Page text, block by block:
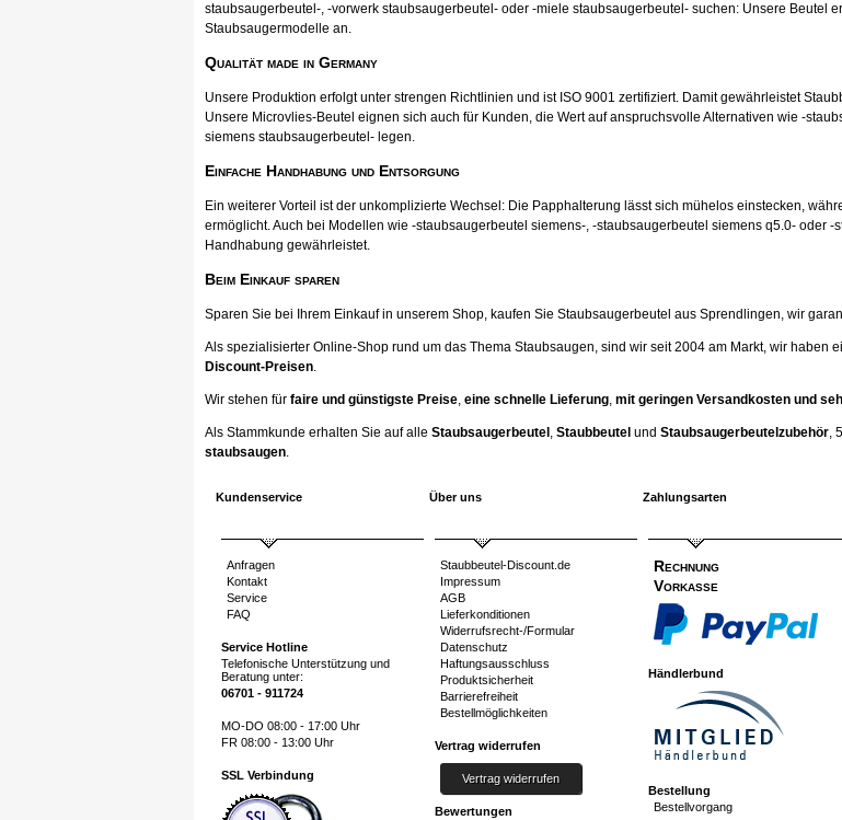
staubsaugerbeutel-, -vorwerk staubsaugerbeutel- oder -miele staubsaugerbeutel- suchen: Unsere Beutel
Staubsaugermodelle an.
Qualität made in Germany
Unsere Produktion erfolgt unter strengen Richtlinien und ist ISO 9001 zertifiziert. Damit gewährleistet
Unsere Microvlies-Beutel eignen sich auch für Kunden, die Wert auf anspruchsvolle Alternativen wie -
siemens staubsaugerbeutel- legen.
Einfache Handhabung und Entsorgung
Ein weiterer Vorteil ist der unkomplizierte Wechsel: Die Papphalterung lässt sich mühelos einstecken,
ermöglicht. Auch bei Modellen wie -staubsaugerbeutel siemens-, -staubsaugerbeutel siemens q5.0- oder
Handhabung gewährleistet.
Beim Einkauf sparen
Sparen Sie bei Ihrem Einkauf in unserem Shop, kaufen Sie Staubsaugerbeutel aus Sprendlingen, wir
Als spezialisierter Online-Shop rund um das Thema Staubsaugen, sind wir seit 2004 am Markt, wir haben
Discount-Preisen.
Wir stehen für faire und günstigste Preise, eine schnelle Lieferung, mit geringen Versandkosten und
Als Stammkunde erhalten Sie auf alle Staubsaugerbeutel, Staubbeutel und Staubsaugerbeutelzubehör,
staubsaugen.
Kundenservice
Anfragen
Kontakt
Service
FAQ
Service Hotline
Telefonische Unterstützung und
Beratung unter:
06701 - 911724
MO-DO 08:00 - 17:00 Uhr
FR 08:00 - 13:00 Uhr
SSL Verbindung
Über uns
Staubbeutel-Discount.de
Impressum
AGB
Lieferkonditionen
Widerrufsrecht-/Formular
Datenschutz
Haftungsausschluss
Produktsicherheit
Barrierefreiheit
Bestellmöglichkeiten
Vertrag widerrufen
Vertrag widerrufen
Bewertungen
Zahlungsarten
Rechnung
Vorkasse
Händlerbund
Bestellung
Bestellvorgang